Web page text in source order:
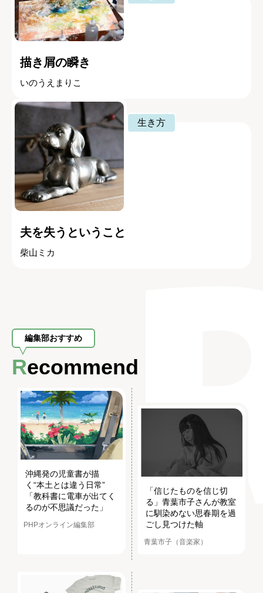
描き屑の瞬き
いのうえまりこ
生き方
夫を失うということ
柴山ミカ
編集部おすすめ
Recommend
沖縄発の児童書が描
く“本土とは違う日常”
「教科書に電車が出てく
るのが不思議だった」
PHPオンライン編集部
「信じたものを信じ切
る」青葉市子さんが教室
に馴染めない思春期を過
ごし見つけた軸
青葉市子（音楽家）